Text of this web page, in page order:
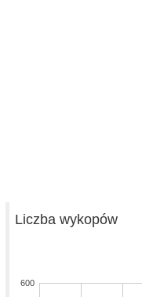
Liczba wykopów
600